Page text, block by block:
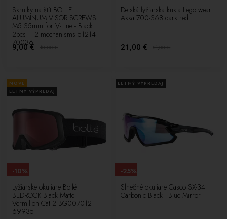
Skrutky na štít BOLLE
ALUMINUM VISOR SCREWS
M5 35mm for V-Line - Black
2pcs + 2 mechanisms 51214
70036
9,00 € 10,00€
Detská lyžiarska kukla Lego wear
Akka 700-368 dark red
21,00 € 31,00€
NOVÉ
LETNÝ VÝPREDAJ
Lyžiarske okuliare Bollé
BEDROCK Black Matte -
Vermillon Cat 2 BG007012
69935
-10%
LETNÝ VÝPREDAJ
Slnečné okuliare Casco SX-34
Carbonic Black - Blue Mirror
-25%